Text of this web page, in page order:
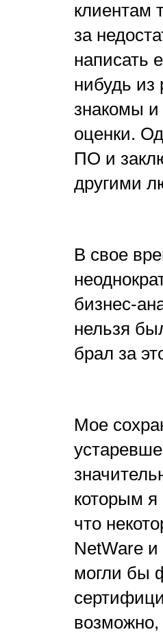
клиентам
за
написать
нибудь из
знакомы и
оценки.
ПО и
другими
В свое
бизнес-
нельзя
брал за
Мое
которым
что
NetWare
могли бы
возможно,